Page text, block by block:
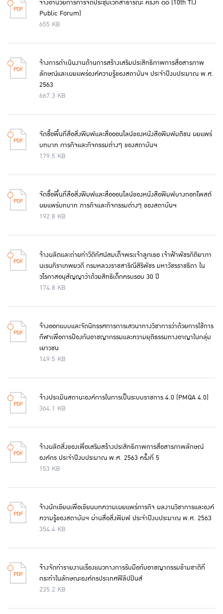
จ้างอำนวยการการจัดประชุมเวทีสาธารณะ ครั้งที่ ๑๐ (10th TIJ
Public Forum)
655 KB
จ้างการดำเนินงานด้านการสร้างเสริมประสิทธิภาพการสื่อสารภาพ
ลักษณ์และเผยแพร่องค์ความรู้ของสถาบันฯ ประจำปีงบประมาณ พ.ศ.
2563
667.3 KB
จัดซื้อพื้นที่สื่อสิ่งพิมพ์และสื่อออนไลน์ของหนังสือพิมพ์มติชน ผยแพร่
บทบาท ภารกิจและกิจกรรมต่างๆ ของสถาบันฯ
179.5 KB
จัดซื้อพื้นที่สื่อสิ่งพิมพ์และสื่อออนไลน์ของหนังสือพิมพ์บางกอกโพสต์
ผยแพร่บทบาท ภารกิจและกิจกรรมต่างๆ ของสถาบันฯ
192.8 KB
จ้างผลิตและถ่ายทำวีดิทัศน์สมเด็จพระเจ้าลูกเธอ เจ้าฟ้าพัชรกิติยาภา
นเรนทิราเทพยวดี กรมหลวงราชสาริณีสิริพัชร มหาวัชรราชธิดา ใน
วโรกาสอนุสัญญาว่าด้วยสิทธิเด็กครบรอบ 30 ปี
174.8 KB
จ้างออกแบบและจัดนิทรรศการการเสวนาทางวิชาการว่าด้วยการใช้การ
กีฬาเพื่อการป้องกันอาชญากรรมและความยุติธรรมทางอาญาในกลุ่ม
เยาวชน
149.5 KB
จ้างประเมินสถานะองค์การในการเป็นระบบราชการ 4.0 (PMQA 4.0)
364.1 KB
จ้างผลิตสิ่งของเพื่อเสริมสร้างประสิทธิภาพการสื่อสารภาพลักษณ์
องค์กร ประจำปีงบประมาณ พ.ศ. 2563 ครั้งที่ 5
153 KB
จ้างนักเขียนเพื่อเขียนบทความเผยแพร่ภารกิจ ผลงานวิชาการและองค์
ความรู้ของสถาบันฯ ผ่านสื่อสิ่งพิมพ์ ประจำปีงบประมาณ พ.ศ. 2563
354.4 KB
จ้างจัดทำรายงานเรื่องแนวทางการรับมือกับอาชญากรรมข้ามชาติที่
กระทำในลักษณะองค์กรประเทศฟิลิปปินส์
235.2 KB